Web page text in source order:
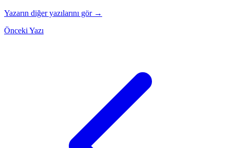
Yazarın diğer yazılarını gör →
Önceki Yazı